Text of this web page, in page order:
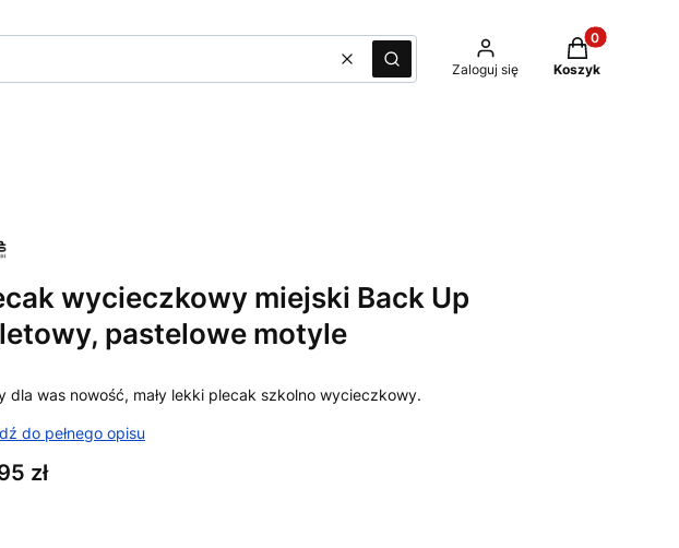
WyczyśćSzukaj Zaloguj się
Produkty w
Koszyk
wycieczkowy miejski Back Up
pastelowe motyle
dla was nowość, mały lekki plecak szkolno wycieczkowy.
do pełnego opisu
zł